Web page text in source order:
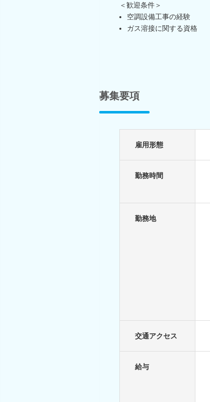
＜歓迎条件＞
空調設備工事の経験
ガス溶接に関する資格
募集要項
雇用形態
勤務時間
勤務地
交通アクセス
給与